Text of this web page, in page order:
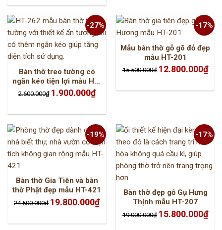
16.800.000₫.
-27%
Bàn thờ treo tường có
ngăn kéo tiện lợi mẫu HT-
262
2.600.000₫ Giá
gốc
1.900.000₫Giá
hiện
1.900.000₫.
-17%
Mẫu bàn thờ gỗ gõ đỏ đẹp
mẫu HT-201
15.500.000₫ Giá
gốc
12.800.000₫Giá
hiện
-19%
Bàn thờ Gia Tiên và bàn
thờ Phật đẹp mẫu HT-421
24.500.000₫ Giá
gốc
19.800.000₫Giá
hiện
19.800.000₫.
-17%
Bàn thờ đẹp gỗ Gụ Hưng
Thịnh mẫu HT-207
19.000.000₫ Giá
gốc
15.800.000₫Giá
hiện